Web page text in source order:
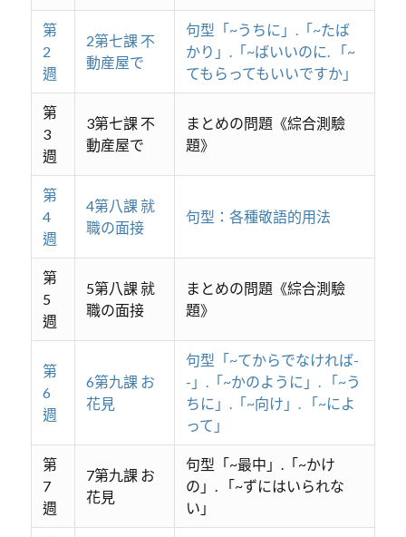
第
2
週
2第七課 不
動産屋で
句型「~うちに」.「~たば
かり」.「~ばいいのに. 「~
てもらってもいいですか」
第
3
週
3第七課 不
動産屋で
まとめの問題《綜合測驗
題》
第
4
週
4第八課 就
職の面接
句型：各種敬語的用法
第
5
週
5第八課 就
職の面接
まとめの問題《綜合測驗
題》
第
6
週
6第九課 お
花見
句型「~てからでなければ-
-」.「~かのように」. 「~う
ちに」.「~向け」. 「~によ
って」
第
7
週
7第九課 お
花見
句型「~最中」.「~かけ
の」. 「~ずにはいられな
い」